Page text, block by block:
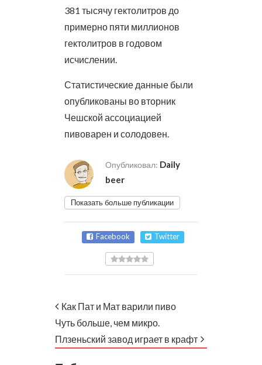
381 тысячу гектолитров до
примерно пяти миллионов
гектолитров в годовом
исчислении.
Статистические данные были
опубликованы во вторник
Чешской ассоциацией
пивоварен и солодовен.
Опубликовал: Daily
beer
Показать больше публикации
Facebook Twitter
Как Пат и Мат варили пиво
Чуть больше, чем микро.
Плзеньский завод играет в крафт